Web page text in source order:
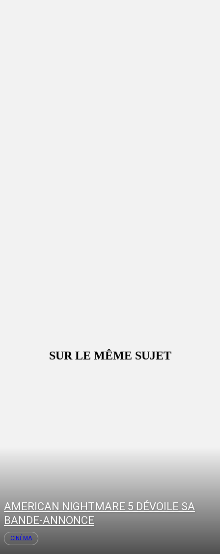
SUR LE MÊME SUJET
AMERICAN NIGHTMARE 5 DÉVOILE SA
BANDE-ANNONCE
CINÉMA